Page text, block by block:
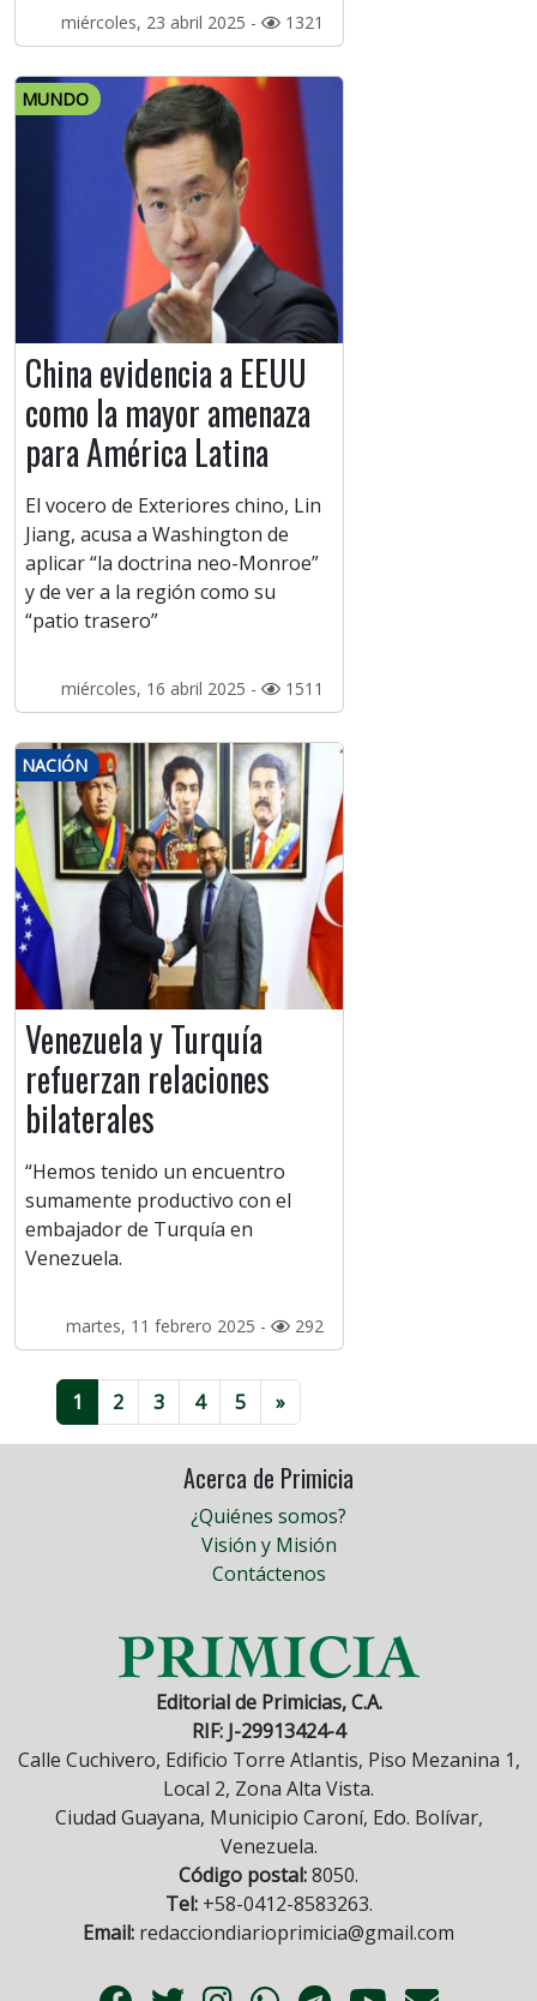
miércoles, 23 abril 2025 - 1321
MUNDO
China evidencia a EEUU
como la mayor amenaza
para América Latina
El vocero de Exteriores chino, Lin
Jiang, acusa a Washington de
aplicar “la doctrina neo-Monroe”
y de ver a la región como su
“patio trasero”
miércoles, 16 abril 2025 - 1511
NACIÓN
Venezuela y Turquía
refuerzan relaciones
bilaterales
“Hemos tenido un encuentro
sumamente productivo con el
embajador de Turquía en
Venezuela.
martes, 11 febrero 2025 - 292
1 2 3 4 5 »
Acerca de Primicia
¿Quiénes somos?
Visión y Misión
Contáctenos
Editorial de Primicias, C.A.
RIF: J-29913424-4
Calle Cuchivero, Edificio Torre Atlantis, Piso Mezanina 1,
Local 2, Zona Alta Vista.
Ciudad Guayana, Municipio Caroní, Edo. Bolívar,
Venezuela.
Código postal:8050.
Tel:+58-0412-8583263.
Email: redacciondiarioprimicia@gmail.com